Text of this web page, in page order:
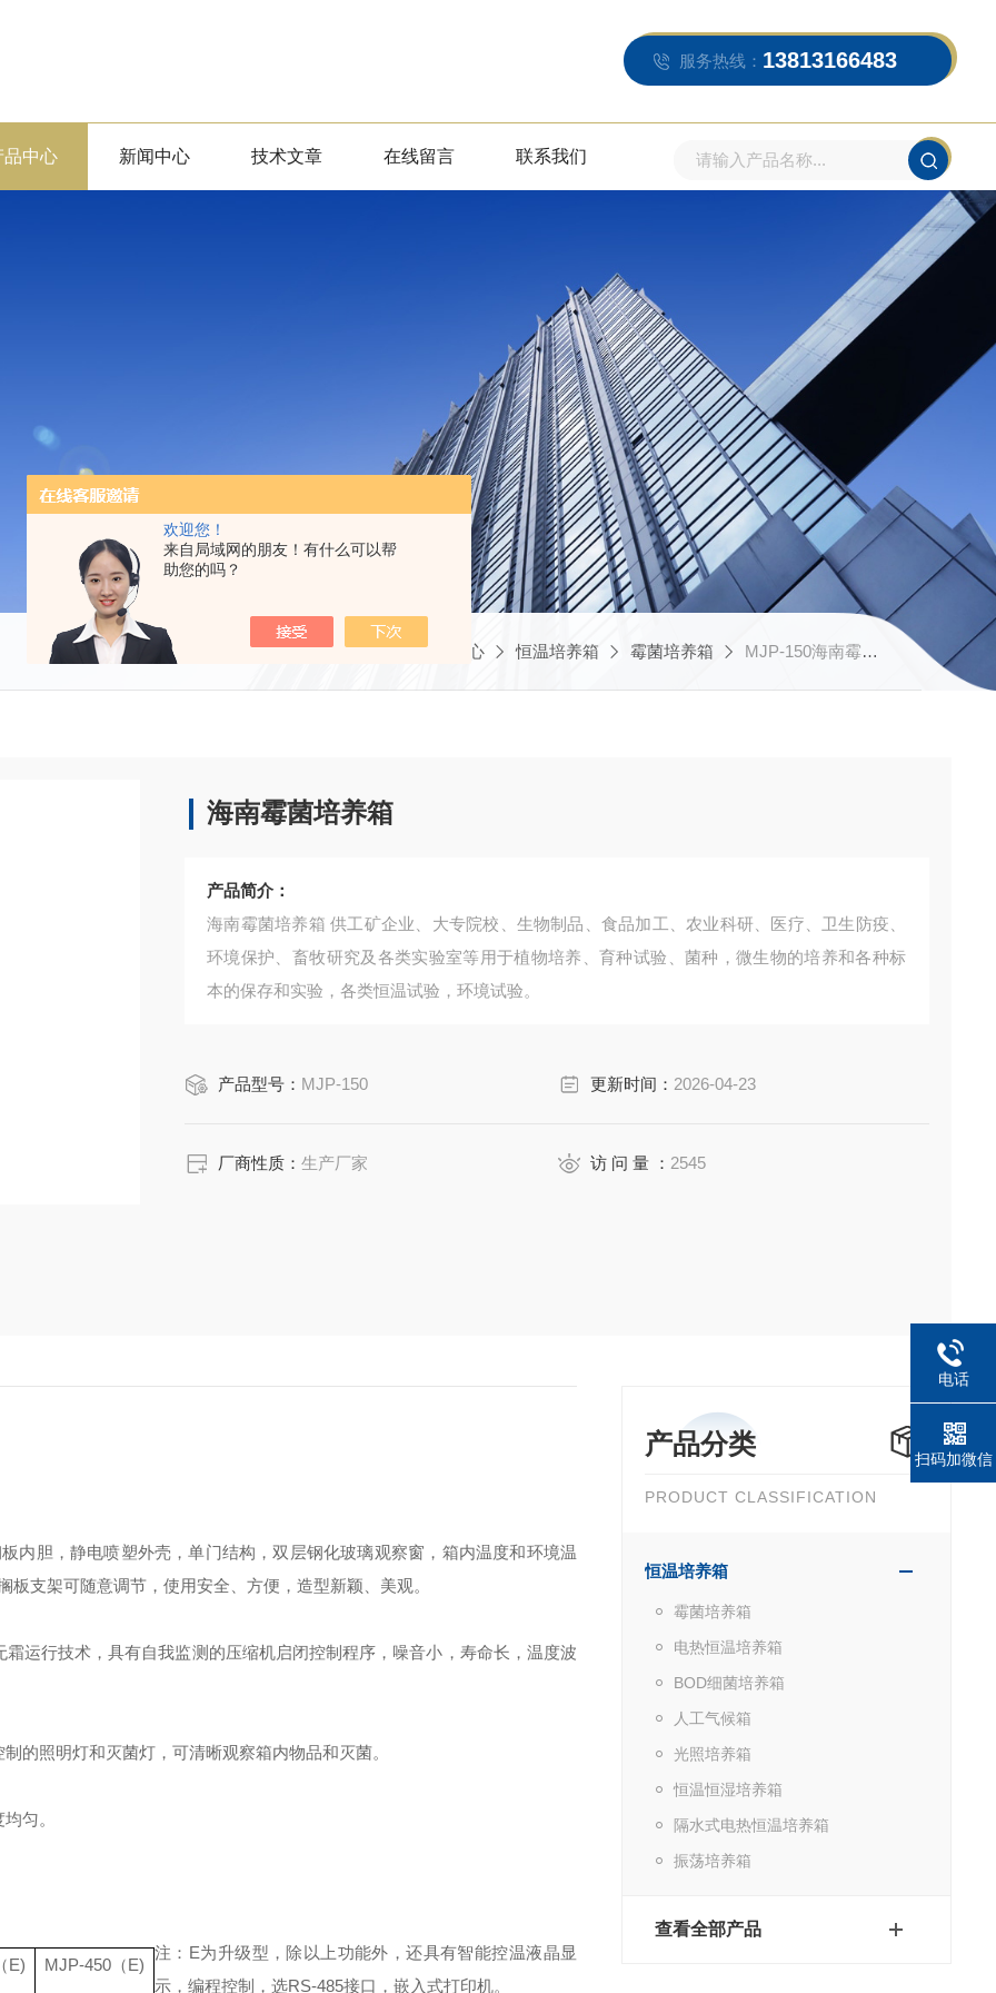
欢迎您！
来自局域网的朋友！有什么可以帮
助您的吗？
服务热线： 13813166483
品中心 新闻中心 技术文章 在线留言 联系我们
当前位置：首页 产品中心 恒温培养箱 霉菌培养箱 MJP-150海南霉菌培养箱
海南霉菌培养箱
产品简介：
海南霉菌培养箱 供工矿企业、大专院校、生物制品、食品加工、农业科研、医疗、卫生防疫、
环境保护、畜牧研究及各类实验室等用于植物培养、育种试验、菌种，微生物的培养和各种标
本的保存和实验，各类恒温试验，环境试验。
产品型号： MJP-150 更新时间： 2026-04-23
厂商性质：生产厂家 访 问 量 ： 2545
产品分类
PRODUCT CLASSIFICATION
恒温培养箱
霉菌培养箱
电热恒温培养箱
BOD细菌培养箱
人工气候箱
光照培养箱
恒温恒湿培养箱
隔水式电热恒温培养箱
振荡培养箱
查看全部产品
内胆，静电喷塑外壳，单门结构，双层钢化玻璃观察窗，箱内温度和环境温
支架可随意调节，使用安全、方便，造型新颖、美观。
运行技术，具有自我监测的压缩机启闭控制程序，噪音小，寿命长，温度波
的照明灯和灭菌灯，可清晰观察箱内物品和灭菌。
匀。
E) MJP-450 （E)
注： E为升级型，除以上功能外，还具有智能控温液晶显
示，编程控制，选RS-485接口，嵌入式打印机。
电话
扫码加微信